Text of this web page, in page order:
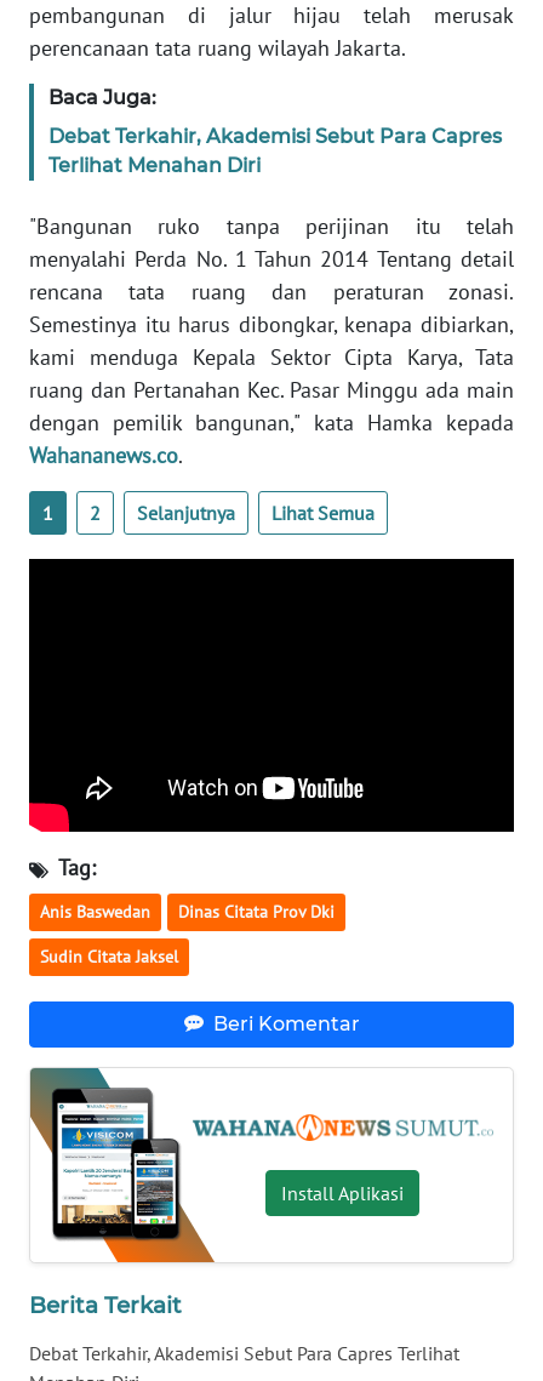
pembangunan di jalur hijau telah merusak
perencanaan tata ruang wilayah Jakarta.
Baca Juga:
Debat Terkahir, Akademisi Sebut Para Capres
Terlihat Menahan Diri
"Bangunan ruko tanpa perijinan itu telah
menyalahi Perda No. 1 Tahun 2014 Tentang detail
rencana tata ruang dan peraturan zonasi.
Semestinya itu harus dibongkar, kenapa dibiarkan,
kami menduga Kepala Sektor Cipta Karya, Tata
ruang dan Pertanahan Kec. Pasar Minggu ada main
dengan pemilik bangunan," kata Hamka kepada
Wahananews.co.
1 2 Selanjutnya Lihat Semua
Tag:
Anis Baswedan Dinas Citata Prov Dki
Sudin Citata Jaksel
Beri Komentar
Install Aplikasi
Berita Terkait
Debat Terkahir, Akademisi Sebut Para Capres Terlihat
WN
WN
SULTRA
WN
NTB
SULTENG
WN
SULBAR
WN
BABEL
BENGKULU
LAMPUNG
WN
JATENG
NUSANTARA
WN
JOGJA
WN
JATIM
WN